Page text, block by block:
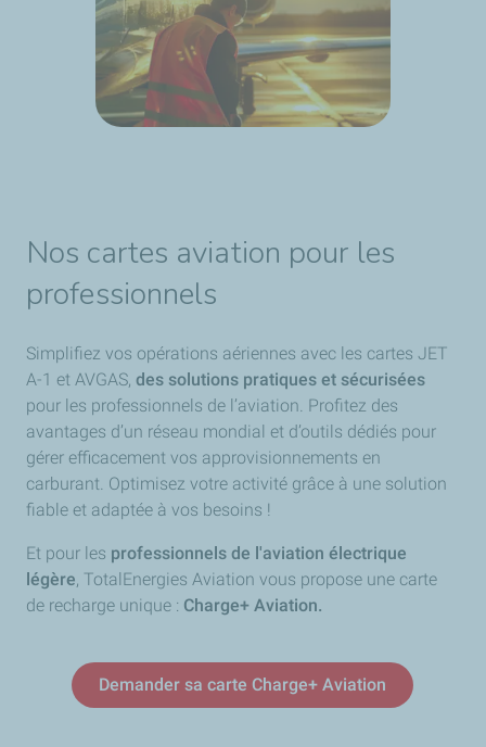
Nos cartes aviation pour les
professionnels
Simplifiez vos opérations aériennes avec les cartes JET
A-1 et AVGAS, des solutions pratiques et sécurisées
pour les professionnels de l’aviation. Profitez des
avantages d’un réseau mondial et d’outils dédiés pour
gérer efficacement vos approvisionnements en
carburant. Optimisez votre activité grâce à une solution
fiable et adaptée à vos besoins !
Et pour les professionnels de l'aviation électrique
légère, TotalEnergies Aviation vous propose une carte
de recharge unique : Charge+ Aviation.
Demander sa carte Charge+ Aviation